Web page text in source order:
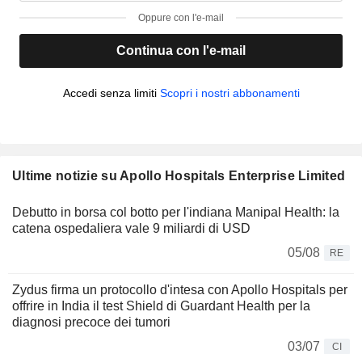
Oppure con l'e-mail
Continua con l'e-mail
Accedi senza limiti Scopri i nostri abbonamenti
Ultime notizie su Apollo Hospitals Enterprise Limited
Debutto in borsa col botto per l'indiana Manipal Health: la
catena ospedaliera vale 9 miliardi di USD
05/08
RE
Zydus firma un protocollo d'intesa con Apollo Hospitals per
offrire in India il test Shield di Guardant Health per la
diagnosi precoce dei tumori
03/07
CI